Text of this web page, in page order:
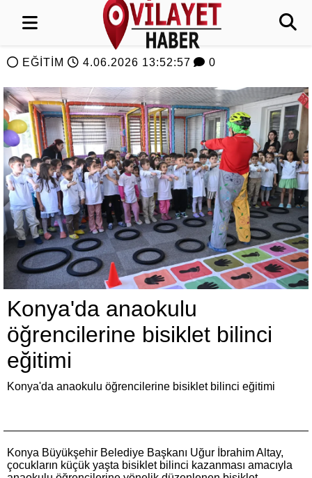
EĞİTİM 4.06.2026 13:52:57 0
Konya'da anaokulu
öğrencilerine bisiklet bilinci
eğitimi
Konya'da anaokulu öğrencilerine bisiklet bilinci eğitimi
Konya Büyükşehir Belediye Başkanı Uğur İbrahim Altay,
çocukların küçük yaşta bisiklet bilinci kazanması amacıyla